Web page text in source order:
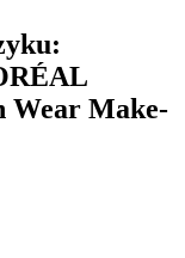
Wear Make-